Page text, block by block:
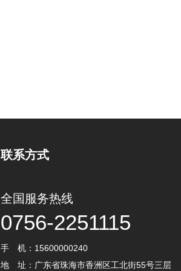
联系方式
全国服务热线
0756-2251115
手 机：15600000240
地 址：广东省珠海市香洲区工北街55号三层